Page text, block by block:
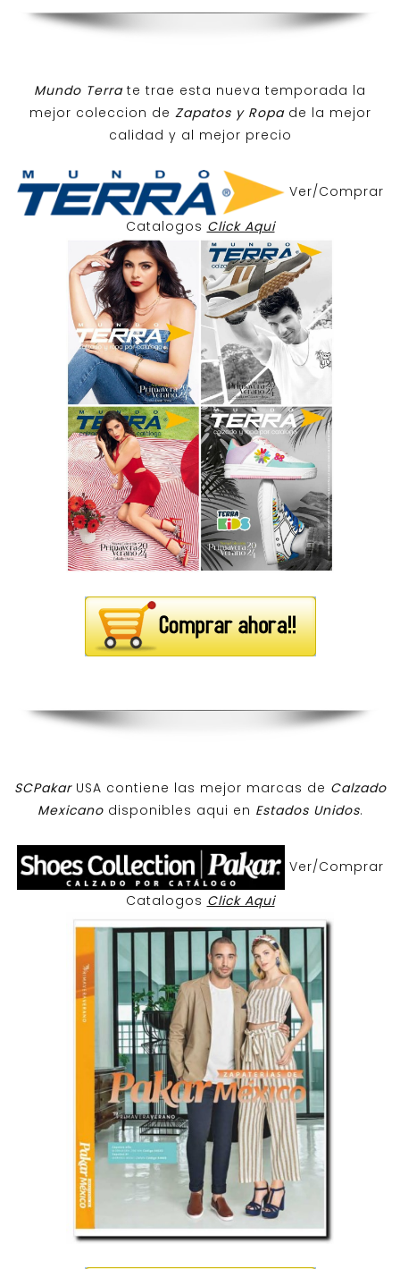
Mundo Terra te trae esta nueva temporada la
mejor coleccion de Zapatos y Ropa de la mejor
calidad y al mejor precio
Ver/Comprar
Catalogos Click Aqui
SCPakar USA contiene las mejor marcas de Calzado
Mexicanodisponibles aqui en Estados Unidos.
Ver/Comprar
Catalogos Click Aqui